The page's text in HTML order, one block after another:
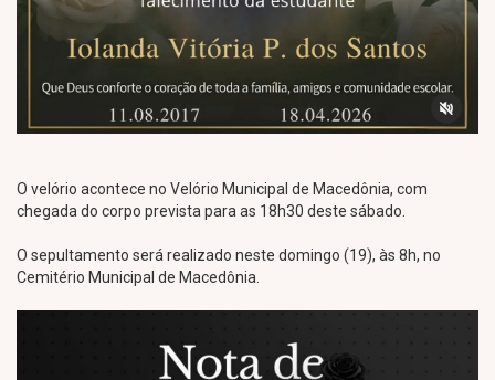
O velório acontece no Velório Municipal de Macedônia, com
chegada do corpo prevista para as 18h30 deste sábado.
O sepultamento será realizado neste domingo (19), às 8h, no
Cemitério Municipal de Macedônia.